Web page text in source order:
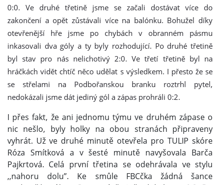
0:0. Ve druhé třetině jsme se začali dostávat více do
zakončení a opět zůstávali více na balónku. Bohužel díky
otevřenější hře jsme po chybách v obranném pásmu
inkasovali dva góly a ty byly rozhodující. Po druhé třetině
byl stav pro nás nelichotivý 2:0. Ve třetí třetině byl na
hráčkách vidět chtíč něco udělat s výsledkem. I přesto že se
se střelami na Podbořanskou branku roztrhl pytel,
nedokázali jsme dát jediný gól a zápas prohráli 0:2.
I přes fakt, že ani jednomu týmu ve druhém zápase o
nic nešlo, byly holky na obou stranách připraveny
vyhrát. Už ve druhé minutě otevřela pro TULIP skóre
Róza Smítková a v šesté minutě navyšovala Barča
Pajkrtová. Celá první třetina se odehrávala ve stylu
,,nahoru dolu”. Ke smůle FBCčka žádná šance